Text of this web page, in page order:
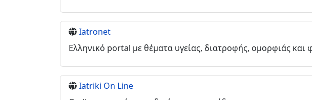
Iatronet
Ελληνικό portal με θέματα υγείας, διατροφής, ομορφιάς και
Iatriki On Line